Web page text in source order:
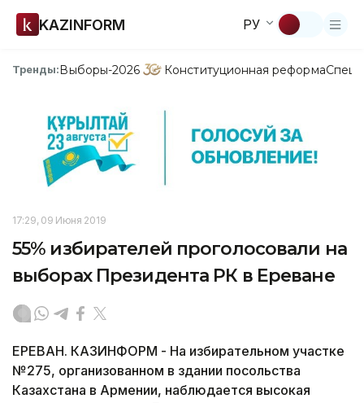
KAZINFORM РУ
Тренды:Выборы-2026 Конституционная реформа
17:29, 09 Июня 2019
55% избирателей проголосовали на
выборах Президента РК в Ереване
ЕРЕВАН. КАЗИНФОРМ - На избирательном участке
№275, организованном в здании посольства
Казахстана в Армении, наблюдается высокая